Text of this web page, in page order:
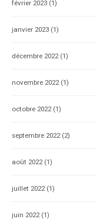
février 2023 (1)
janvier 2023 (1)
décembre 2022(1)
novembre 2022(1)
octobre 2022(1)
septembre 2022(2)
août 2022(1)
juillet 2022(1)
juin 2022(1)